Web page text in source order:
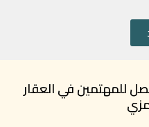
للمهتمين في العقار